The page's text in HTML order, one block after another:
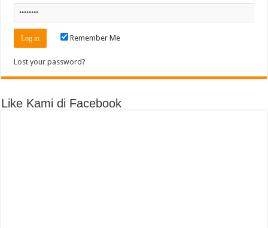
Remember Me
Lost your password?
Like Kami di Facebook